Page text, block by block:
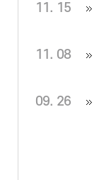
11. 15
11. 08
09. 26